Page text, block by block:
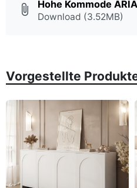
attach_file Hohe Kommode
Download (3.52MB)
Vorgestellte